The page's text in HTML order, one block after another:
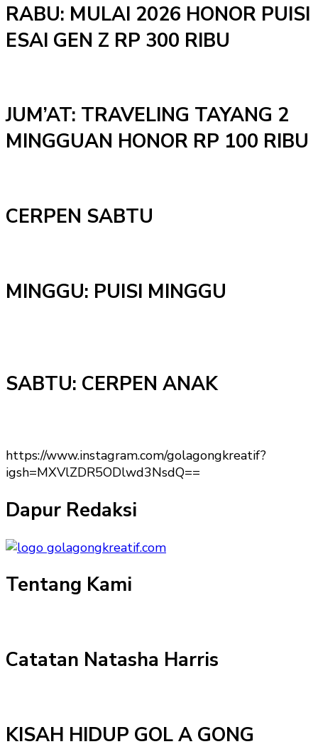
RABU: MULAI 2026 HONOR PUISI
ESAI GEN Z RP 300 RIBU
JUM’AT: TRAVELING TAYANG 2
MINGGUAN HONOR RP 100 RIBU
CERPEN SABTU
MINGGU: PUISI MINGGU
SABTU: CERPEN ANAK
https://www.instagram.com/golagongkreatif?
igsh=MXVlZDR5ODlwd3NsdQ==
Dapur Redaksi
Tentang Kami
Catatan Natasha Harris
KISAH HIDUP GOL A GONG